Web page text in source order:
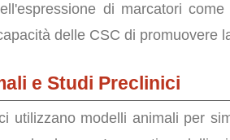
di marcatori
delle CSC di promuovere
e Studi Preclinici
utilizzano modelli animali per